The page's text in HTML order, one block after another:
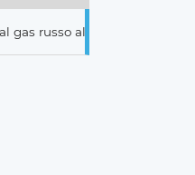
al nucleare italiani